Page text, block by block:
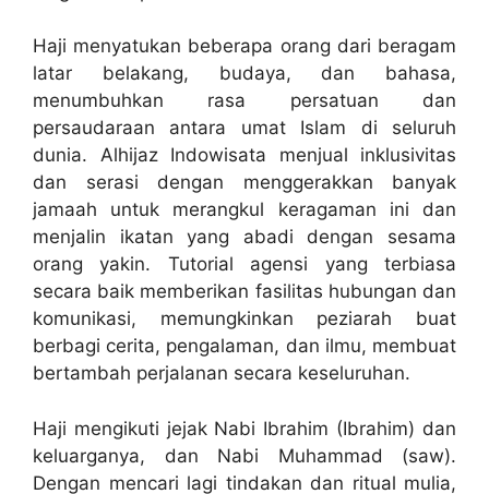
Haji menyatukan beberapa orang dari beragam
latar belakang, budaya, dan bahasa,
menumbuhkan rasa persatuan dan
persaudaraan antara umat Islam di seluruh
dunia. Alhijaz Indowisata menjual inklusivitas
dan serasi dengan menggerakkan banyak
jamaah untuk merangkul keragaman ini dan
menjalin ikatan yang abadi dengan sesama
orang yakin. Tutorial agensi yang terbiasa
secara baik memberikan fasilitas hubungan dan
komunikasi, memungkinkan peziarah buat
berbagi cerita, pengalaman, dan ilmu, membuat
bertambah perjalanan secara keseluruhan.
Haji mengikuti jejak Nabi Ibrahim (Ibrahim) dan
keluarganya, dan Nabi Muhammad (saw).
Dengan mencari lagi tindakan dan ritual mulia,